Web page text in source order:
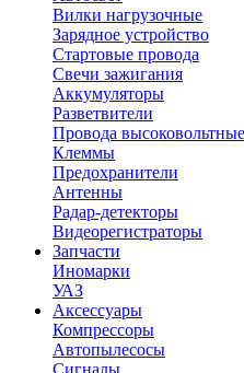
Вилки нагрузочные
Зарядное устройство
Стартовые провода
Свечи зажигания
Аккумуляторы
Разветвители
Провода высоковольтные
Клеммы
Предохранители
Антенны
Радар-детекторы
Видеорегистраторы
Запчасти
Иномарки
УАЗ
Аксесcуары
Компрессоры
Автопылесосы
Сигналы